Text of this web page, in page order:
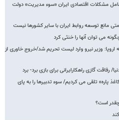
مشکلات اقتصادی ایران «سوء مدیریت» دولت
مانع توسعه روابط ایران با سایر کشورها نیست
می توان آنها را خنثی کرد
وزیر نیرو وارد لیست تحریم شد/خروج خاوری از
رفاقت گازی راهکارایرانی برای بازی برد- برد
پاره» تلقی می کردیم/ سوء تدبیرها را به پای
است؟